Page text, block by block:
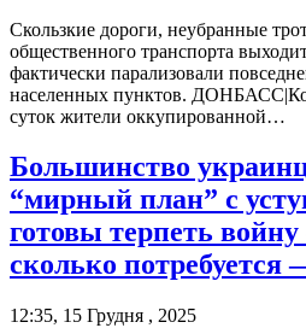
Скользкие дороги, неубранные
общественного транспорта
фактически парализовали
населенных пунктов.
суток жители оккупированной…
Большинство
“мирный план” с
готовы терпеть войну
сколько потребуется
12:35, 15 Грудня , 2025